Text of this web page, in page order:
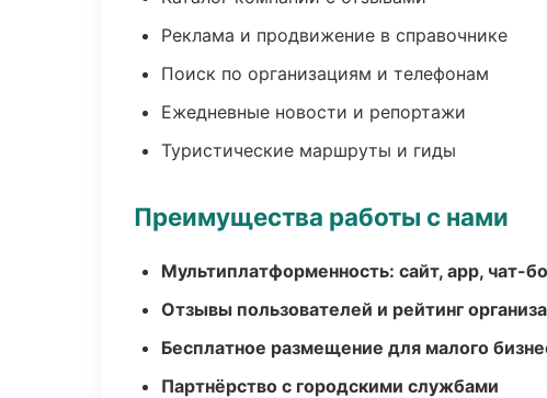
Реклама и продвижение в справочнике
Поиск по организациям и телефонам
Ежедневные новости и репортажи
Туристические маршруты и гиды
Преимущества работы с нами
Мультиплатформенность: сайт, app, чат-
Отзывы пользователей и рейтинг
Бесплатное размещение для малого
Партнёрство с городскими службами